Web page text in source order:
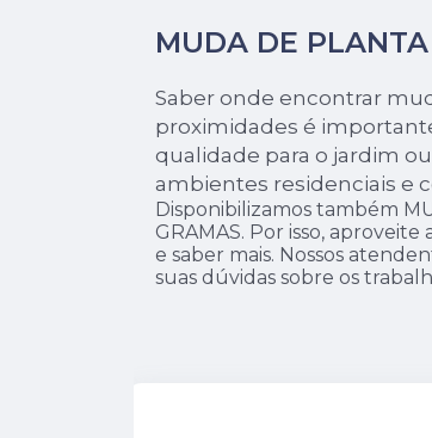
MUDA DE
Saber onde encontrar
proximidades é
qualidade para o jardim
ambientes residenciais e
Disponibilizamos também
GRAMAS. Por isso,
e saber mais. Nossos
suas dúvidas sobre os